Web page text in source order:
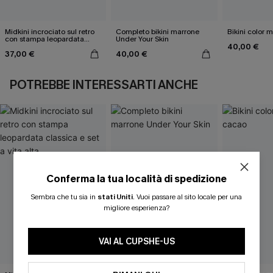
Midkini incrociato sul retro
con stampa leopardata
37,00 €
Completo bikini marrone
Under Your Skin
40,00 €
Bikini color
40,00 €
POTREBBE INTERESSARTI ANCHE
Conferma la tua località di spedizione
Sembra che tu sia in stati Uniti. Vuoi passare al sito locale per una
migliore esperienza?
VAI AL CUPSHE-US
ISCRIVITI PER OTTENERE
20% DI SCONTO SU 2 O PIÙ ARTICOLI